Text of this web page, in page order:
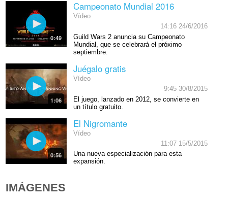
0:49
Campeonato Mundial 2016
Vídeo
14:16 24/6/2016
Guild Wars 2 anuncia su Campeonato
Mundial, que se celebrará el próximo
septiembre.
1:06
Juégalo gratis
Vídeo
9:45 30/8/2015
El juego, lanzado en 2012, se convierte en
un título gratuito.
0:56
El Nigromante
Vídeo
11:07 15/5/2015
Una nueva especialización para esta
expansión.
IMÁGENES